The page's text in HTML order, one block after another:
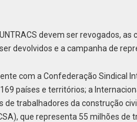
devem ser revogados, as
devolvidos e a campanha de
com a Confederação Sindical
países e territórios; a
de trabalhadores da construção
que representa 55 milhões de